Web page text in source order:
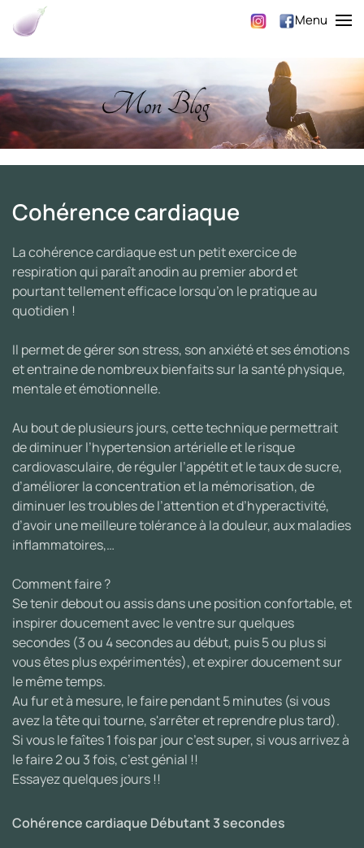
Menu
Cohérence cardiaque
La cohérence cardiaque est un petit exercice de
respiration qui paraît anodin au premier abord et
pourtant tellement efficace lorsqu’on le pratique au
quotidien !
Il permet de gérer son stress, son anxiété et ses émotions
et entraine de nombreux bienfaits sur la santé physique,
mentale et émotionnelle.
Au bout de plusieurs jours, cette technique permettrait
de diminuer l’hypertension artérielle et le risque
cardiovasculaire, de réguler l’appétit et le taux de sucre,
d’améliorer la concentration et la mémorisation, de
diminuer les troubles de l’attention et d’hyperactivité,
d’avoir une meilleure tolérance à la douleur, aux maladies
inflammatoires,…
Comment faire ?
Se tenir debout ou assis dans une position confortable, et
inspirer doucement avec le ventre sur quelques
secondes (3 ou 4 secondes au début, puis 5 ou plus si
vous êtes plus expérimentés), et expirer doucement sur
le même temps.
Au fur et à mesure, le faire pendant 5 minutes (si vous
avez la tête qui tourne, s'arrêter et reprendre plus tard).
Si vous le faîtes 1 fois par jour c’est super, si vous arrivez à
le faire 2 ou 3 fois, c’est génial !!
Essayez quelques jours !!
Cohérence cardiaque Débutant 3 secondes